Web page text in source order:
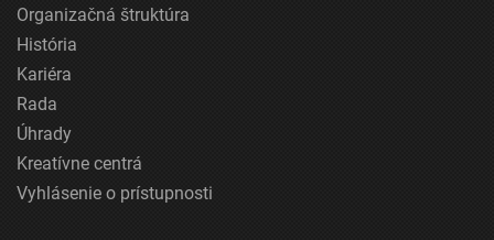
Organizačná štruktúra
História
Kariéra
Rada
Úhrady
Kreatívne centrá
Vyhlásenie o prístupnosti